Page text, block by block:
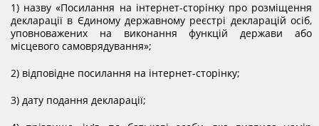
1) назву «Посилання на інтернет-сторінку про розміщення
декларації в Єдиному державному реєстрі декларацій осіб,
уповноважених на виконання функцій держави або
місцевого самоврядування»;
2) відповідне посилання на інтернет-сторінку;
3) дату подання декларації;